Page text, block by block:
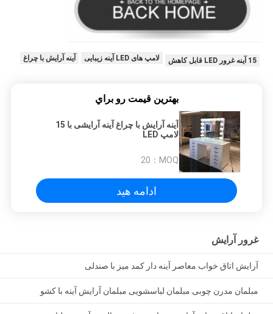
15 آینه غرور LED قابل کاهش لامپ های LED آینه زیبایی آینه آرایش با چراغ
بهترين قيمت رو براي
آینه آرایش با چراغ آینه آرایشی با 15
لامپ LED
MOQ：
20
ادامه هید
غرور آرایش
آرایش اتاق خواب معاصر آینه دار کمد میز با صندلی
مبلمان مدرن چوبی مبلمان لباسشویی مبلمان آرایش آینه با کشو